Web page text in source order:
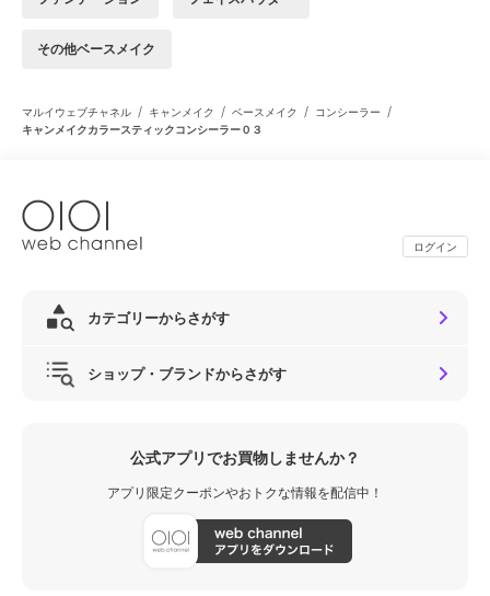
その他ベースメイク
マルイウェブチャネル / キャンメイク / ベースメイク / コンシーラー /
キャンメイクカラースティックコンシーラー０３
ログイン
カテゴリーからさがす
ショップ・ブランドからさがす
公式アプリでお買物しませんか？
アプリ限定クーポンやおトクな情報を配信中！